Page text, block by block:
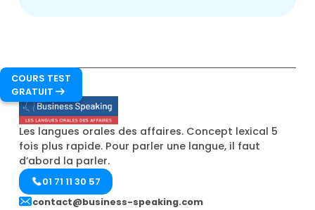
COURS TEST
GRATUIT 
Les langues orales des affaires. Concept lexical 5
fois plus rapide. Pour parler une langue, il faut
d’abord la parler.
01 71 11 30 57
contact@business-speaking.com